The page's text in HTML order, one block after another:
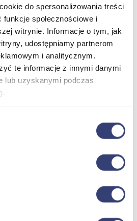
do spersonalizowania treści
społecznościowe i
witrynie. Informacje o tym, jak
udostępniamy partnerom
i analitycznym.
te informacje z innymi danymi
lub uzyskanymi podczas